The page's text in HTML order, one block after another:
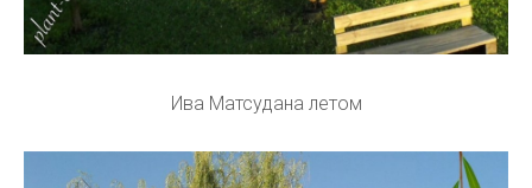
Ива Матсудана летом